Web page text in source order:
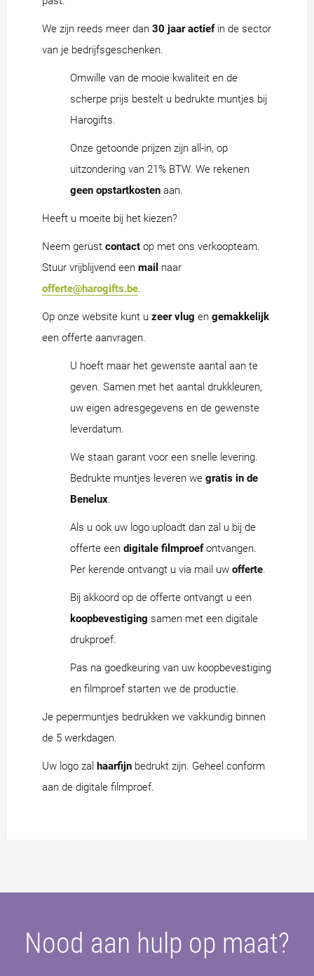
We zijn reeds meer dan 30 jaar actiefin de sector
van je bedrijfsgeschenken.
Omwille van de mooie kwaliteit en de
scherpe prijs bestelt u bedrukte muntjes bij
Harogifts.
Onze getoonde prijzen zijn all-in, op
uitzondering van 21% BTW. We rekenen
geen opstartkosten aan.
Heeft u moeite bij het kiezen?
Neem gerust contact op met ons verkoopteam.
Stuur vrijblijvend een mail naar
offerte@harogifts.be.
Op onze website kunt u zeer vlug en gemakkelijk
een offerte aanvragen.
U hoeft maar het gewenste aantal aan te
geven. Samen met het aantal drukkleuren,
uw eigen adresgegevens en de gewenste
leverdatum.
We staan garant voor een snelle levering.
Bedrukte muntjes leveren we gratis in de
Benelux.
Als u ook uw logo uploadt dan zal u bij de
offerte een digitale filmproefontvangen.
Per kerende ontvangt u via mail uw offerte.
Bij akkoord op de offerte ontvangt u een
koopbevestiging samen met een digitale
drukproef.
Pas na goedkeuring van uw koopbevestiging
en filmproef starten we de productie.
Je pepermuntjes bedrukken we vakkundig binnen
de 5 werkdagen.
Uw logo zal haarfijn bedrukt zijn. Geheel conform
aan de digitale filmproef.
Nood aan hulp op maat?